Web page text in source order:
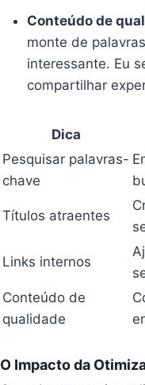
Conteúdo de
monte de
interessante. Eu
compartilhar
Dica
Pesquisar palavras-
chave
Títulos atraentes
Links internos
Conteúdo de
qualidade
O Impacto da